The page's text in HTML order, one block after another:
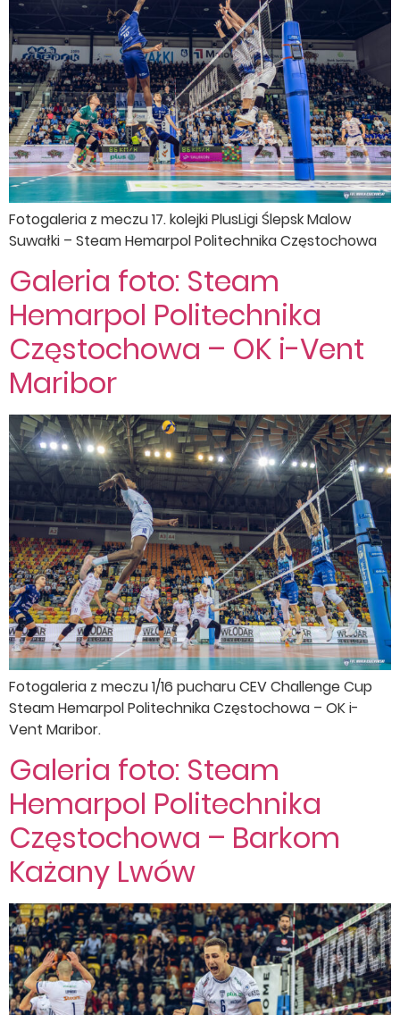
Fotogaleria z meczu 17. kolejki PlusLigi Ślepsk Malow
Suwałki – Steam Hemarpol Politechnika Częstochowa
Galeria foto: Steam
Hemarpol Politechnika
Częstochowa – OK i-Vent
Maribor
Fotogaleria z meczu 1/16 pucharu CEV Challenge Cup
Steam Hemarpol Politechnika Częstochowa – OK i-
Vent Maribor.
Galeria foto: Steam
Hemarpol Politechnika
Częstochowa – Barkom
Każany Lwów